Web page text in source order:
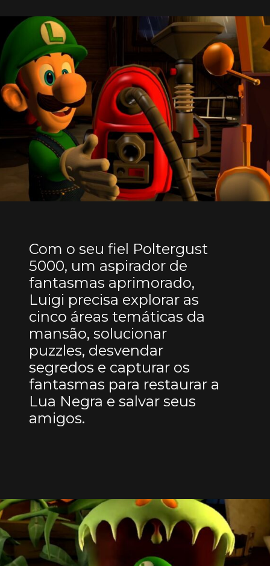
Com o seu fiel Poltergust
5000, um aspirador de
fantasmas aprimorado,
Luigi precisa explorar as
cinco áreas temáticas da
mansão, solucionar
puzzles, desvendar
segredos e capturar os
fantasmas para restaurar a
Lua Negra e salvar seus
amigos.